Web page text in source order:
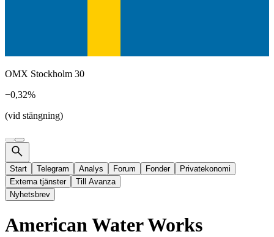
OMX Stockholm 30
−0,32%
(vid stängning)
Start Telegram Analys Forum Fonder
Privatekonomi
Externa tjänster
Till Avanza
Nyhetsbrev
American Water Works